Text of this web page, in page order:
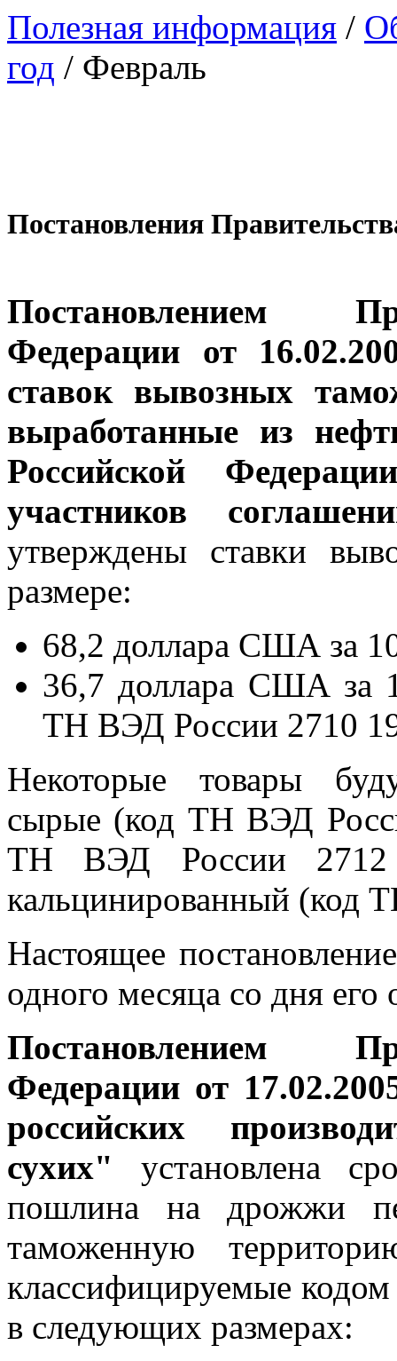
Полезная информация /
год / Февраль
Постановления
Постановлением
Федерации от
ставок вывозных
выработанные из
Российской
участников
утверждены ставки
размере:
68,2 доллара США за
36,7 доллара США за
ТН ВЭД России 2710
Некоторые товары
сырые (код ТН ВЭД
ТН ВЭД России
кальцинированный (код
Настоящее
одного месяца со дня
Постановлением
Федерации от
российских
сухих"установлена
пошлина на дрожжи
таможенную
классифицируемые
в следующих размерах: